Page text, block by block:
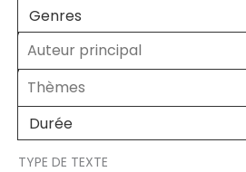
GENRES
Sélectionnez le contenu
AUTEUR PRINCIPAL
Auteur principal
Auteur principal
THÈMES
Sélectionnez le contenu
Sélectionnez le contenu
DURÉE
Sélectionnez le contenu
TYPE DE TEXTE